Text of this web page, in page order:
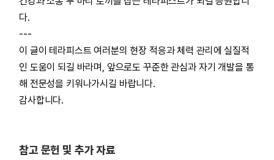
다.
---
이 글이 테라피스트 여러분의 현장 적응과 체력 관리에 실질적
인 도움이 되길 바라며, 앞으로도 꾸준한 관심과 자기 개발을 통
해 전문성을 키워나가시길 바랍니다.
감사합니다.
참고 문헌 및 추가 자료